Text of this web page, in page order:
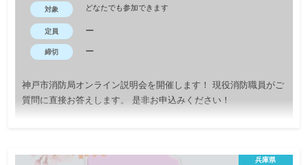
対象 どなたでも参加できます
定員 ー
締切 ー
神戸市消防局オンライン説明会を開催します！ 現役消防職員がご
質問に直接お答えします。 是非お申込みください！
兵庫県